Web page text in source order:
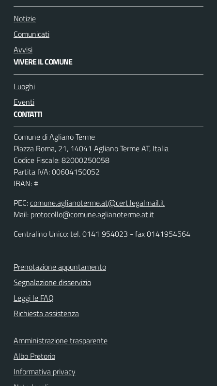
Notizie
Comunicati
Avvisi
VIVERE IL COMUNE
Luoghi
Eventi
CONTATTI
Comune di Agliano Terme
Piazza Roma, 21, 14041 Agliano Terme AT, Italia
Codice Fiscale: 82000250058
Partita IVA: 00604150052
IBAN: #
PEC:comune.aglianoterme.at@cert.legalmail.it
Mail: protocollo@comune.aglianoterme.at.it
Centralino Unico: tel. 0141 954023 - fax 0141954564
Prenotazione appuntamento
Segnalazione disservizio
Leggi le FAQ
Richiesta assistenza
Amministrazione trasparente
Albo Pretorio
Informativa privacy